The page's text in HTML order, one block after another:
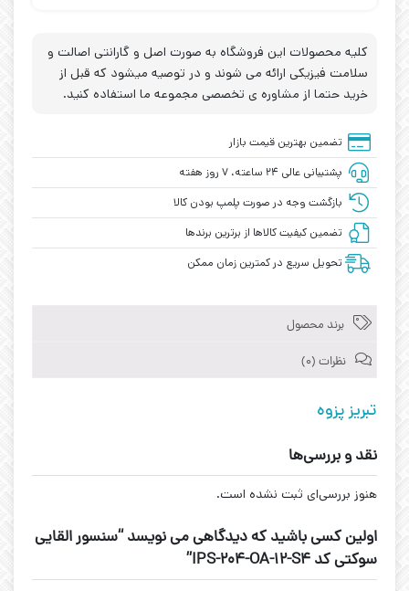
کلیه محصولات این فروشگاه به صورت اصل و گارانتی اصالت و
سلامت فیزیکی ارائه می شوند و در توصیه میشود که قبل از
خرید حتما از مشاوره ی تخصصی مجموعه ما استفاده کنید.
تضمین بهترین قیمت بازار
پشتیبانی عالی ۲۴ ساعته، ۷ روز هفته
بازگشت وجه در صورت پلمپ بودن کالا
تضمین کیفیت کالاها از برترین برندها
تحویل سریع در کمترین زمان ممکن
برند محصول
نظرات (0)
تبریز پزوه
نقد و بررسی‌ها
هنوز بررسی‌ای ثبت نشده است.
اولین کسی باشید که دیدگاهی می نویسد “سنسور القایی
سوکتی کد IPS-204-OA-12-S4”